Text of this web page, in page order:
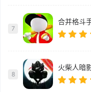
7
合并格斗
8
火柴人暗